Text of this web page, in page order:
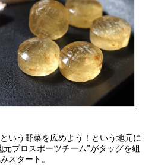
いう野菜を広めよう！という地元に
元プロスポーツチーム”がタッグを組
みスタート。